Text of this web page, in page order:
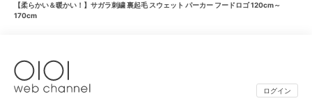
【柔らかい＆暖かい！】サガラ刺繍 裏起毛 スウェット パーカー フードロゴ 120cm～
170cm
ログイン